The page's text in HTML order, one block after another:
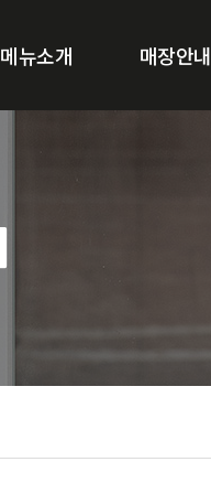
메뉴소개 매장안내